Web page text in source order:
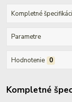
Kompletné
Parametre
Hodnotenie 0
Kompletné